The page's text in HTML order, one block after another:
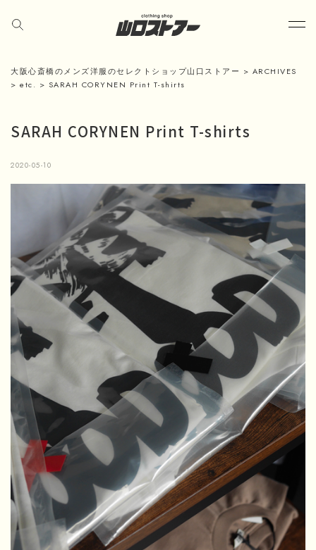
大阪心斎橋のメンズ洋服のセレクトショップ山口ストアー > ARCHIVES
> etc. > SARAH CORYNEN Print T-shirts
SARAH CORYNEN Print T-shirts
2020-05-10